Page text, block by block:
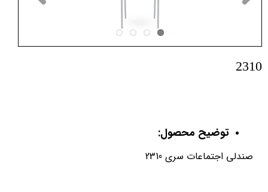
2310
توضیح محصول:
صندلی اجتماعات سری 2310